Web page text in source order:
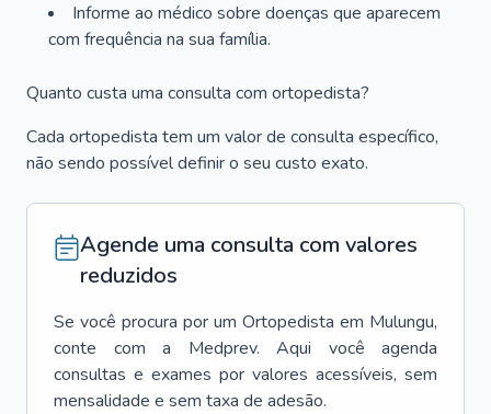
Informe ao médico sobre doenças que aparecem
com frequência na sua família.
Quanto custa uma consulta com ortopedista?
Cada ortopedista tem um valor de consulta específico,
não sendo possível definir o seu custo exato.
Agende uma consulta com valores
reduzidos
Se você procura por um Ortopedista em Mulungu,
conte com a Medprev. Aqui você agenda
consultas e exames por valores acessíveis, sem
mensalidade e sem taxa de adesão.